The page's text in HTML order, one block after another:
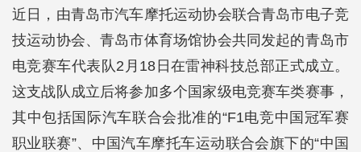
近日，由青岛市汽车摩托运动协会联合青岛市电子竞
技运动协会、青岛市体育场馆协会共同发起的青岛市
电竞赛车代表队2月18日在雷神科技总部正式成立。
这支战队成立后将参加多个国家级电竞赛车类赛事，
其中包括国际汽车联合会批准的“F1电竞中国冠军赛
职业联赛”、中国汽车摩托车运动联合会旗下的“中国